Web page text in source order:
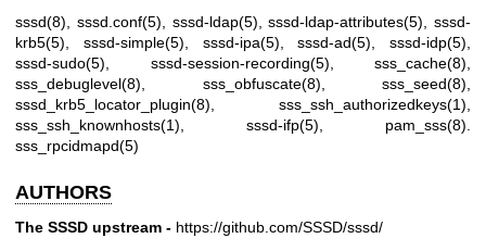
sssd(8), sssd.conf(5), sssd-ldap(5),sssd-ldap-attributes(5), sssd-
krb5(5), sssd-simple(5), sssd-ipa(5),sssd-ad(5), sssd-idp(5),
sssd-sudo(5), sssd-session-recording(5), sss_cache(8),
sss_debuglevel(8), sss_obfuscate(8), sss_seed(8),
sssd_krb5_locator_plugin(8), sss_ssh_authorizedkeys(1),
sss_ssh_knownhosts(1), sssd-ifp(5), pam_sss(8).
sss_rpcidmapd(5)
AUTHORS
The SSSD upstream - https://github.com/SSSD/sssd/